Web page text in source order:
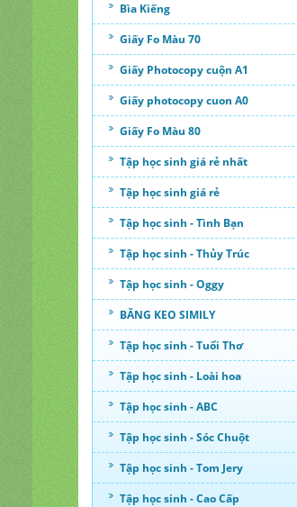
Bìa Kiếng
Giấy Fo Màu 70
Giấy Photocopy cuộn A1
Giấy photocopy cuon A0
Giấy Fo Màu 80
Tập học sinh giá rẻ nhất
Tập học sinh giá rẻ
Tập học sinh - Tình Bạn
Tập học sinh - Thủy Trúc
Tập học sinh - Oggy
BĂNG KEO SIMILY
Tập học sinh - Tuổi Thơ
Tập học sinh - Loài hoa
Tập học sinh - ABC
Tập học sinh - Sóc Chuột
Tập học sinh - Tom Jery
Tập học sinh - Cao Cấp